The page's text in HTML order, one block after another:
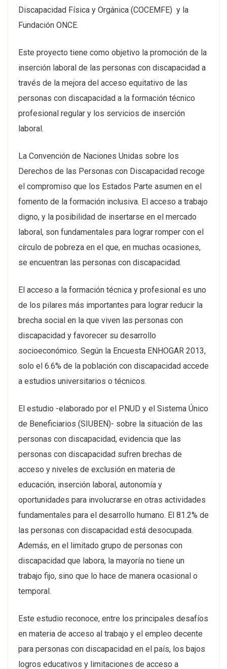
Discapacidad Física y Orgánica (COCEMFE) y la
Fundación ONCE.
Este proyecto tiene como objetivo la promoción de la
inserción laboral de las personas con discapacidad a
través de la mejora del acceso equitativo de las
personas con discapacidad a la formación técnico
profesional regular y los servicios de inserción
laboral.
La Convención de Naciones Unidas sobre los
Derechos de las Personas con Discapacidad recoge
el compromiso que los Estados Parte asumen en el
fomento de la formación inclusiva. El acceso a trabajo
digno, y la posibilidad de insertarse en el mercado
laboral, son fundamentales para lograr romper con el
círculo de pobreza en el que, en muchas ocasiones,
se encuentran las personas con discapacidad.
El acceso a la formación técnica y profesional es uno
de los pilares más importantes para lograr reducir la
brecha social en la que viven las personas con
discapacidad y favorecer su desarrollo
socioeconómico. Según la Encuesta ENHOGAR 2013,
solo el 6.6% de la población con discapacidad accede
a estudios universitarios o técnicos.
El estudio -elaborado por el PNUD y el Sistema Único
de Beneficiarios (SIUBEN)- sobre la situación de las
personas con discapacidad, evidencia que las
personas con discapacidad sufren brechas de
acceso y niveles de exclusión en materia de
educación, inserción laboral, autonomía y
oportunidades para involucrarse en otras actividades
fundamentales para el desarrollo humano. El 81.2% de
las personas con discapacidad está desocupada.
Además, en el limitado grupo de personas con
discapacidad que labora, la mayoría no tiene un
trabajo fijo, sino que lo hace de manera ocasional o
temporal.
Este estudio reconoce, entre los principales desafíos
en materia de acceso al trabajo y el empleo decente
para personas con discapacidad en el país, los bajos
logros educativos y limitaciones de acceso a